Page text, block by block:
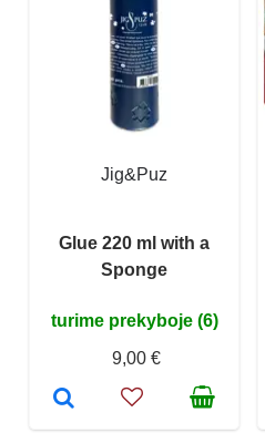
Jig&Puz
Glue 220 ml with a
Sponge
turime prekyboje (6)
9,00 €